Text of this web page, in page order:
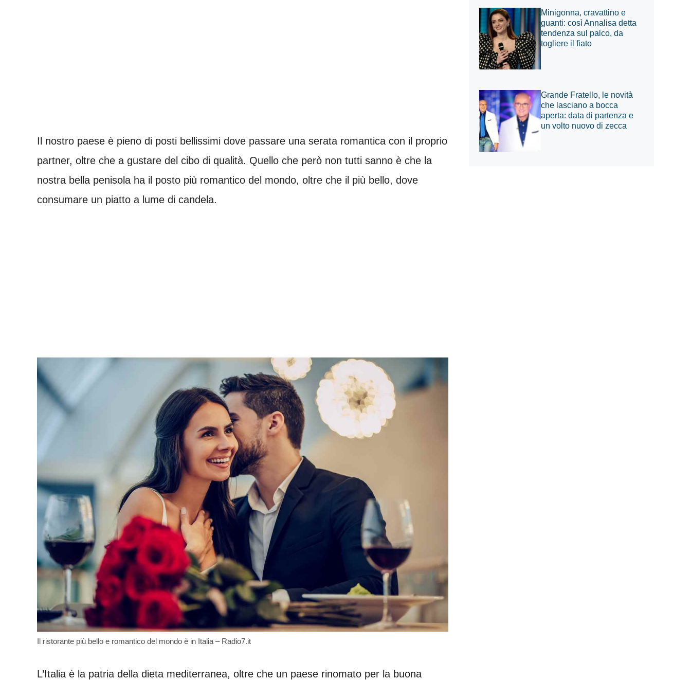
Il nostro paese è pieno di posti bellissimi dove passare una serata romantica con il proprio
partner, oltre che a gustare del cibo di qualità. Quello che però non tutti sanno è che la
nostra bella penisola ha il posto più romantico del mondo, oltre che il più bello, dove
consumare un piatto a lume di candela.
Il ristorante più bello e romantico del mondo è in Italia – Radio7.it
L’Italia è la patria della dieta mediterranea, oltre che un paese rinomato per la buona
Minigonna, cravattino e
guanti: così Annalisa detta
tendenza sul palco, da
togliere il fiato
Grande Fratello, le novità
che lasciano a bocca
aperta: data di partenza e
un volto nuovo di zecca